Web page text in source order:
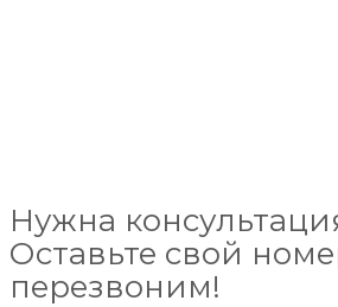
Нужна
Оставьте свой
перезвоним!